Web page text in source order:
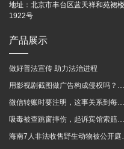
地址： 北京市丰台区蓝天祥和苑裙
1922号
产品展示
做好普法宣传 助力法治进程
用影视剧截图做广告构成侵权吗？法院这样判
微信转账时要注明，这事关系到每个人……
吸毒被查跳窗摔伤，起诉宾馆索赔，法院这样判！
海南7人非